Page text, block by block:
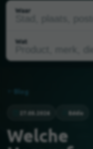
Waar
Wat
Blog
27.05.2026 Eddie
Welche